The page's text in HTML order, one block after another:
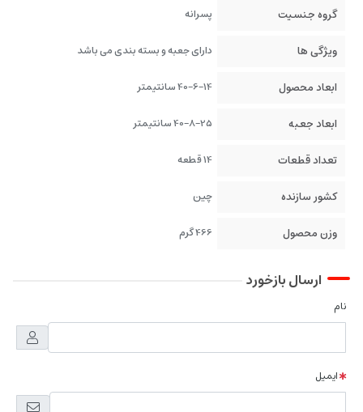
گروه جنسیت پسرانه
ویژگی ها دارای جعبه و بسته بندی می باشد
ابعاد محصول 40-6-14 سانتیمتر
ابعاد جعبه 40-8-25 سانتیمتر
تعداد قطعات 14 قطعه
کشور سازنده چین
وزن محصول 466 گرم
ارسال بازخورد
نام
ایمیل